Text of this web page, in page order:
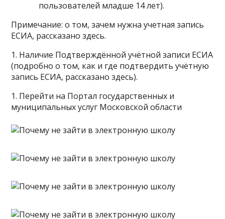
пользователей младше 14 лет).
Примечание: о том, зачем нужна учетная запись
ЕСИА, рассказано здесь.
1. Наличие Подтверждённой учётной записи ЕСИА
(подробно о том, как и где подтвердить учётную
запись ЕСИА, рассказано здесь).
1. Перейти на Портал государственных и
муниципальных услуг Московской области